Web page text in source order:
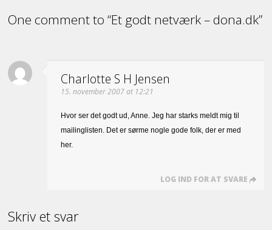
One comment to “Et godt netværk – dona.dk”
Charlotte S H Jensen
15. november 2007 at 12:21
Hvor ser det godt ud, Anne. Jeg har starks meldt mig til
mailinglisten. Det er sørme nogle gode folk, der er med
her.
LOG IND FOR AT SVARE
Skriv et svar